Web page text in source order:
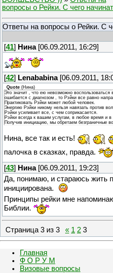
вопросы о Рейки. С чего
Ответы на вопросы о Рейки. С
[41] Нина[06.09.2011, 16:29]
[42] Lenababina[06.09.2011,
Quote (Нина)
Это значит , что ею невозможно
ошибается с диагнозом , то Рэйки все равно
Практиковать Рэйки может любой человек.
Энергию Рэйки никому нельзя навязать против
Рэйки усиливает все, с чем соприкасается.
Рэйки всегда к вашим услугам, в любое время и в
Получив инициацию, мы обретаем безграничные
Нина, все так и есть!
палочка в сказках, правда.
[43] Нина[06.09.2011, 19:23]
Да, понимаю, и стараюсь жить
инициирована.
Принципы рейки мне
Библии.
Страница 3 из 3 « 1 2 3
Главная
Ф О Р У М
Визовые вопросы